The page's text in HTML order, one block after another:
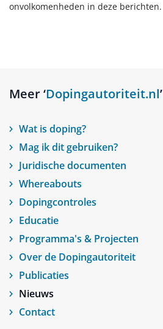
onvolkomenheden in deze berichten.
Meer ‘Dopingautoriteit.nl’
Wat is doping?
Mag ik dit gebruiken?
Juridische documenten
Whereabouts
Dopingcontroles
Educatie
Programma's & Projecten
Over de Dopingautoriteit
Publicaties
Nieuws
Contact